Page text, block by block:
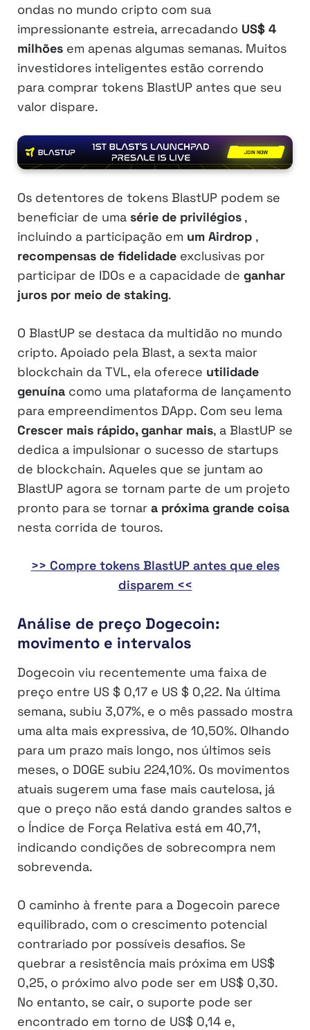
ondas no mundo cripto com sua
impressionante estreia, arrecadando US$ 4
milhões em apenas algumas semanas. Muitos
investidores inteligentes estão correndo
para comprar tokens BlastUP antes que seu
valor dispare.
Os detentores de tokens BlastUP podem se
beneficiar de uma série de privilégios ,
incluindo a participação em um Airdrop ,
recompensas de fidelidade exclusivas por
participar de IDOs e a capacidade de ganhar
juros por meio de staking.
O BlastUP se destaca da multidão no mundo
cripto. Apoiado pela Blast, a sexta maior
blockchain da TVL, ela oferece utilidade
genuína como uma plataforma de lançamento
para empreendimentos DApp. Com seu lema
Crescer mais rápido, ganhar mais, a BlastUP se
dedica a impulsionar o sucesso de startups
de blockchain. Aqueles que se juntam ao
BlastUP agora se tornam parte de um projeto
pronto para se tornar a próxima grande coisa
nesta corrida de touros.
>> Compre tokens BlastUP antes que eles
disparem <<
Análise de preço Dogecoin:
movimento e intervalos
Dogecoin viu recentemente uma faixa de
preço entre US $ 0,17 e US $ 0,22. Na última
semana, subiu 3,07%, e o mês passado mostra
uma alta mais expressiva, de 10,50%. Olhando
para um prazo mais longo, nos últimos seis
meses, o DOGE subiu 224,10%. Os movimentos
atuais sugerem uma fase mais cautelosa, já
que o preço não está dando grandes saltos e
o Índice de Força Relativa está em 40,71,
indicando condições de sobrecompra nem
sobrevenda.
O caminho à frente para a Dogecoin parece
equilibrado, com o crescimento potencial
contrariado por possíveis desafios. Se
quebrar a resistência mais próxima em US$
0,25, o próximo alvo pode ser em US$ 0,30.
No entanto, se cair, o suporte pode ser
encontrado em torno de US$ 0,14 e,